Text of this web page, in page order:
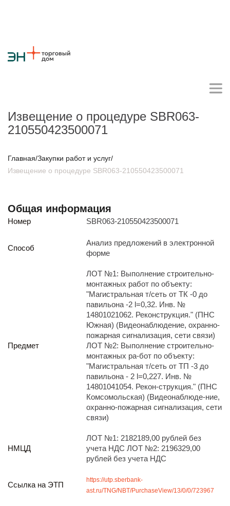
Личный кабинет поставщика
Закупки товаров
Закупки работ и услуг
Следите за нами
ул. Рабочая, 22
тел.: + 7 (3952) 792-193
Режим работы (UTC+8)
Перерыв на обед с 12 до 13 часов
ПОДПИШИТЕСЬ НА НАШУ РАССЫЛКУ
И бесплатно получайте ценную информацию
Будьте всегда в курсе
Подписаться
Извещение о процедуре SBR063-
210550423500071
Главная/Закупки работ и услуг/
Извещение о процедуре SBR063-210550423500071
Общая информация
Номер SBR063-210550423500071
Способ
Анализ предложений в электронной
форме
Предмет
ЛОТ №1: Выполнение строительно-
монтажных работ по объекту:
"Магистральная т/сеть от ТК -0 до
павильона -2 l=0,32. Инв. №
14801021062. Реконструкция." (ПНС
Южная) (Видеонаблюдение, охранно-
пожарная сигнализация, сети связи)
ЛОТ №2: Выполнение строительно-
монтажных ра-бот по объекту:
"Магистральная т/сеть от ТП -3 до
павильона - 2 l=0,227. Инв. №
14801041054. Рекон-струкция." (ПНС
Комсомольская) (Видеонаблюде-ние,
охранно-пожарная сигнализация, сети
связи)
НМЦД
ЛОТ №1: 2182189,00 рублей без
учета НДС ЛОТ №2: 2196329,00
рублей без учета НДС
Ссылка на ЭТП
https://utp.sberbank-
ast.ru/TNG/NBT/PurchaseView/13/0/0/723967